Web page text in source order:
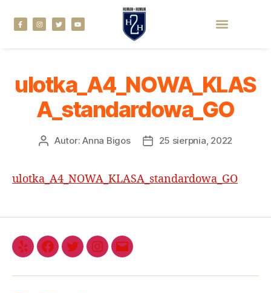
ulotka_A4_NOWA_KLAS
A_standardowa_GO
Autor:Anna Bigos 25 sierpnia, 2022
ulotka_A4_NOWA_KLASA_standardowa_GO